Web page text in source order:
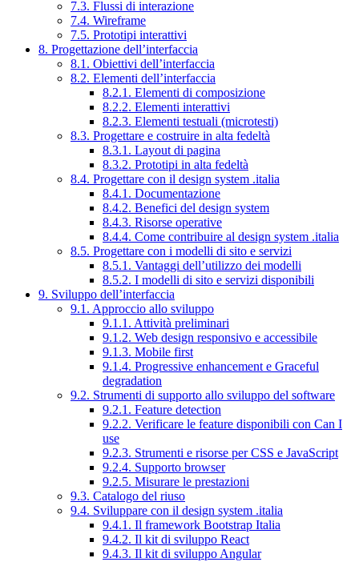
7.3. Flussi di interazione
7.4. Wireframe
7.5. Prototipi interattivi
8. Progettazione dell’interfaccia
8.1. Obiettivi dell’interfaccia
8.2. Elementi dell’interfaccia
8.2.1. Elementi di composizione
8.2.2. Elementi interattivi
8.2.3. Elementi testuali (microtesti)
8.3. Progettare e costruire in alta fedeltà
8.3.1. Layout di pagina
8.3.2. Prototipi in alta fedeltà
8.4. Progettare con il design system .italia
8.4.1. Documentazione
8.4.2. Benefici del design system
8.4.3. Risorse operative
8.4.4. Come contribuire al design system .italia
8.5. Progettare con i modelli di sito e servizi
8.5.1. Vantaggi dell’utilizzo dei modelli
8.5.2. I modelli di sito e servizi disponibili
9. Sviluppo dell’interfaccia
9.1. Approccio allo sviluppo
9.1.1. Attività preliminari
9.1.2. Web design responsivo e accessibile
9.1.3. Mobile first
9.1.4. Progressive enhancement e Graceful
degradation
9.2. Strumenti di supporto allo sviluppo del software
9.2.1. Feature detection
9.2.2. Verificare le feature disponibili con Can I
use
9.2.3. Strumenti e risorse per CSS e JavaScript
9.2.4. Supporto browser
9.2.5. Misurare le prestazioni
9.3. Catalogo del riuso
9.4. Sviluppare con il design system .italia
9.4.1. Il framework Bootstrap Italia
9.4.2. Il kit di sviluppo React
9.4.3. Il kit di sviluppo Angular